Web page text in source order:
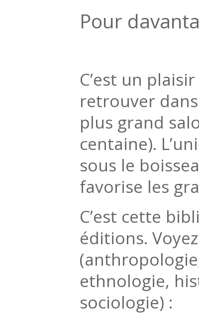
Pour
C’est un
retrouver
plus grand
centaine).
sous le
favorise les
C’est cette
éditions.
ethnologie,
sociologie) :